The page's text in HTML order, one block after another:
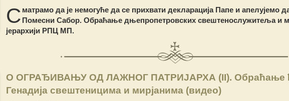
С матрамо да је немогуће да се прихвати декларација Папе и апелујемо
Помесни Сабор. Обраћање дњепропетровских свештенослужитеља и
јерархији РПЦ МП.
О ОГРАЂИВАЊУ ОД ЛАЖНОГ ПАТРИЈАРХА (II). Обраћање
Генадија свештеницима и мирјанима (видео)